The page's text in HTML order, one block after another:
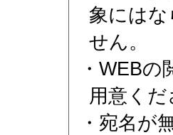
象には
せん。
・WEB
用意く
・宛名が